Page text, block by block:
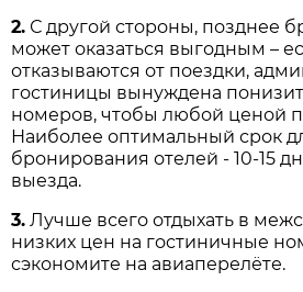
2. С другой стороны, позднее
может оказаться выгодным –
отказываются от поездки,
гостиницы вынуждена
номеров, чтобы любой ценой
Наиболее оптимальный срок
бронирования отелей - 10-15
выезда.
3. Лучше всего отдыхать в
низких цен на гостиничные
сэкономите на авиаперелёте.